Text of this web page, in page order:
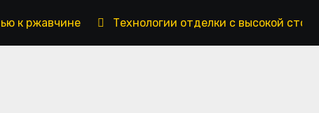
к ржавчине Технологии отделки с высокой